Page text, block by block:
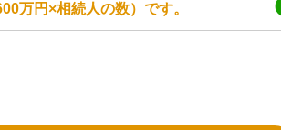
万円×相続人の数）です。